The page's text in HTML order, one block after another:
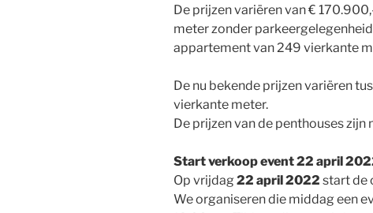
De prijzen variëren van €
meter zonder
appartement van 249 vierkante
De nu bekende prijzen variëren
vierkante meter.
De prijzen van de penthouses zijn
Start verkoop event 22 april
Op vrijdag 22 april 2022 start de
We organiseren die middag een